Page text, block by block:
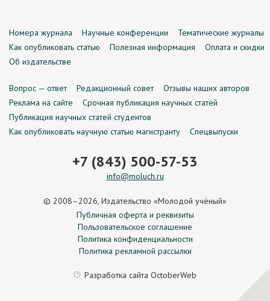
Номера журнала Научные конференции
Тематические журналы
Как опубликовать статью
Полезная информация
Оплата и скидки
Об издательстве
Вопрос — ответ Редакционный совет
Отзывы наших авторов
Реклама на сайте
Срочная публикация научных статей
Публикация научных статей студентов
Как опубликовать научную статью магистранту
Спецвыпуски
+7 (843) 500-57-53
info@moluch.ru
© 2008–2026, Издательство «Молодой учёный»
Публичная оферта и реквизиты
Пользовательское соглашение
Политика конфиденциальности
Политика рекламной рассылки
Разработка сайта OctoberWeb